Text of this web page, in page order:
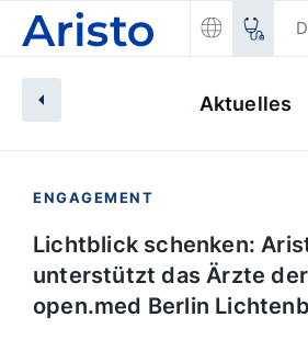
Aktuelles
ENGAGEMENT
Lichtblick schenken:
unterstützt das Ärzte
open.med Berlin